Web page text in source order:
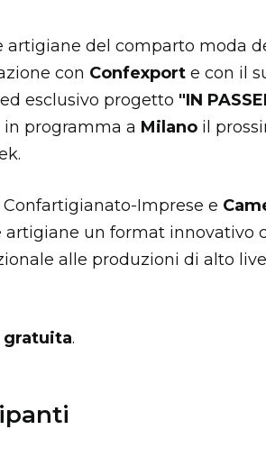
del comparto moda
con Confexport e con il
esclusivo progetto "IN
programma a Milano il
Imprese e
un format innovativo
alle produzioni di alto
.